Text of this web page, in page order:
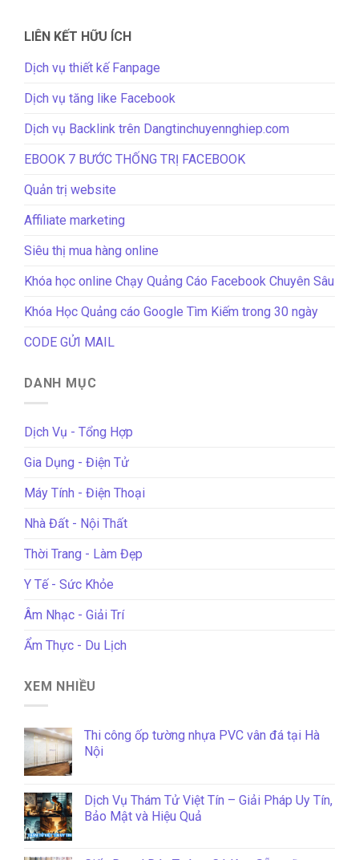
LIÊN KẾT HỮU ÍCH
Dịch vụ thiết kế Fanpage
Dịch vụ tăng like Facebook
Dịch vụ Backlink trên Dangtinchuyennghiep.com
EBOOK 7 BƯỚC THỐNG TRỊ FACEBOOK
Quản trị website
Affiliate marketing
Siêu thị mua hàng online
Khóa học online Chạy Quảng Cáo Facebook Chuyên Sâu
Khóa Học Quảng cáo Google Tìm Kiếm trong 30 ngày
CODE GỬI MAIL
DANH MỤC
Dịch Vụ - Tổng Hợp
Gia Dụng - Điện Tử
Máy Tính - Điện Thoại
Nhà Đất - Nội Thất
Thời Trang - Làm Đẹp
Y Tế - Sức Khỏe
Âm Nhạc - Giải Trí
Ẩm Thực - Du Lịch
XEM NHIỀU
Thi công ốp tường nhựa PVC vân đá tại Hà
Nội
Dịch Vụ Thám Tử Việt Tín – Giải Pháp Uy Tín,
Bảo Mật và Hiệu Quả